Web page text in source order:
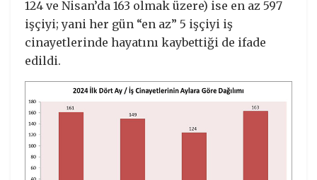
124 ve Nisan’da 163 olmak üzere) ise en az 597
işçiyi; yani her gün “en az” 5 işçiyi iş
cinayetlerinde hayatını kaybettiği de ifade
edildi.